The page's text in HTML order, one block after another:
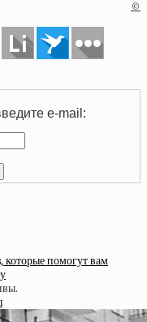
©
e-mail:
которые помогут вам